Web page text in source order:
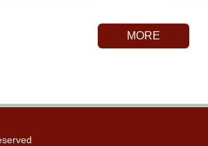
MORE